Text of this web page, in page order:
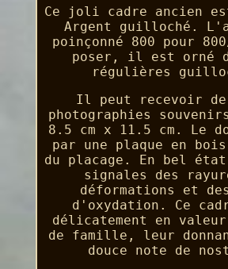
Ce joli cadre ancien
Argent guilloché.
poinçonné 800 pour
poser, il est orné
régulières
Il peut recevoir
photographies
8.5 cm x 11.5 cm. Le
par une plaque en
du placage. En bel
signales des
déformations et
d'oxydation. Ce
délicatement en
de famille, leur
douce note de